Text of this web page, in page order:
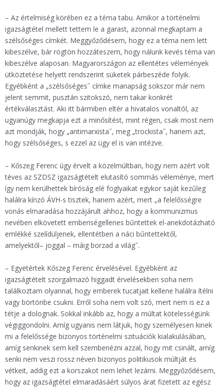
– Az értelmiség körében ez a téma tabu. Amikor a történelmi
igazságtétel mellett tettem le a garast, azonnal megkaptam a
szélsőséges címkét. Meggyőződésem, hogy ez a téma nem lett
kibeszélve, bár rögtön hozzáteszem, hogy nálunk kevés téma van
kibeszélve alaposan. Magyarországon az ellentétes vélemények
ütköztetése helyett rendszerint süketek párbeszéde folyik.
Egyébként a „szélsőséges˝ címke manapság sokszor már nem
jelent semmit, pusztán szitokszó, nem takar konkrét
értékválasztást. Aki itt bármiben eltér a hivatalos vonaltól, az
ugyanúgy megkapja ezt a minősítést, mint régen, csak most nem
azt mondják, hogy „antimarxista˝, meg „trockista˝, hanem azt,
hogy szélsőséges, s ezzel az ügy el is van intézve.
– Kőszeg Ferenc úgy érvelt a közelmúltban, hogy nem azért volt
téves az SZDSZ igazságtételt elutasító sommás véleménye, mert
így nem kerülhettek bíróság elé foglyaikat egykor saját kezűleg
halálra kínzó ÁVH-s tisztek, hanem azért, mert „a felelősségre
vonás elmaradása hozzájárult ahhoz, hogy a kommunizmus
nevében elkövetett emberiségellenes bűntettek el-anekdotázható
emlékké szelídüljenek, ellentétben a náci bűntettektől,
amelyektől– joggal – máig borzad a világ˝.
– Egyetértek Kőszeg Ferenc érvelésével. Egyébként az
igazságtételt szorgalmazó higgadt érvelésekben soha nem
találkoztam olyannal, hogy emberek tucatjait kellene halálra ítélni
vagy börtönbe csukni. Erről soha nem volt szó, mert nem is ez a
tétje a dolognak. Sokkal inkább az, hogy a múltat kötelességünk
végiggondolni. Amíg ugyanis nem látjuk, hogy személyesen kinek
mi a felelőssége bizonyos történelmi szituációk kialakulásában,
amíg senkinek sem kell szembenézni azzal, hogy mit csinált, amíg
senki nem veszi rossz néven bizonyos politikusok múltját és
vétkeit, addig ezt a korszakot nem lehet lezárni. Meggyőződésem,
hogy az igazságtétel elmaradásáért súlyos árat fizetett az egész